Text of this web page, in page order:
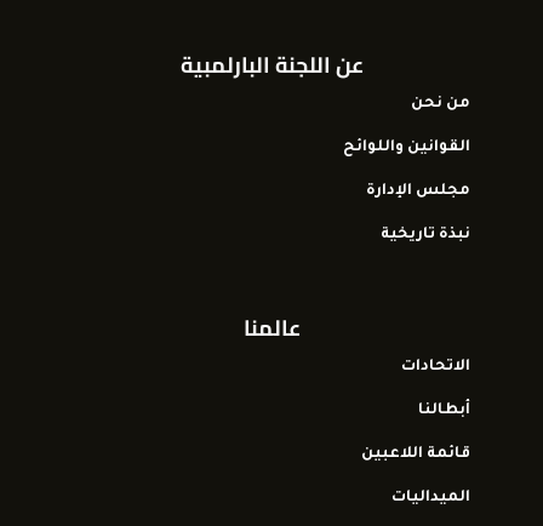
عن اللجنة البارلمبية
من نحن
القوانين واللوائح
مجلس الإدارة
نبذة تاريخية
عالمنا
الاتحادات
أبطالنا
قائمة اللاعبين
الميداليات